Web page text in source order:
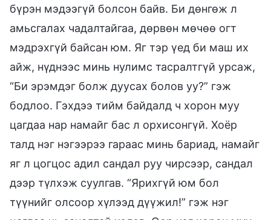
бүрэн мэдээгүй болсон байв. Би дөнгөж л
амьсгалах чадалтайгаа, дөрвөн мөчөө огт
мэдрэхгүй байсан юм. Яг тэр үед би маш их
айж, нүднээс минь нулимс тасралтгүй урсаж,
“Би эрэмдэг болж дуусах болов уу?” гэж
бодлоо. Гэхдээ тийм байдалд ч хорон муу
цагдаа нар намайг бас л орхисонгүй. Хоёр
талд нэг нэгээрээ гараас минь бариад, намайг
яг л цогцос адил сандал руу чирсээр, сандал
дээр түлхэж суулгав. “Ярихгүй юм бол
түүнийг олсоор хүлээд дүүжил!” гэж нэг